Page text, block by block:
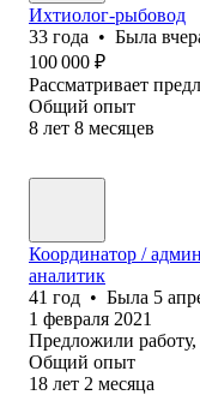
Ихтиолог-рыбовод
33 года • Была
100 000 ₽
Рассматривает
Общий опыт
8 лет 8 месяцев
Координатор /
аналитик
41 год • Была 5
1 февраля 2021
Предложили работу,
Общий опыт
18 лет 2 месяца